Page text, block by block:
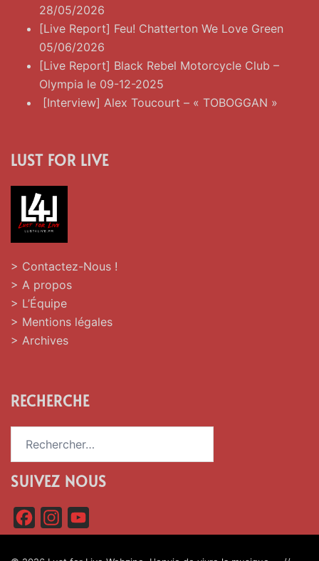
28/05/2026
[Live Report] Feu! Chatterton We Love Green
05/06/2026
[Live Report] Black Rebel Motorcycle Club –
Olympia le 09-12-2025
[Interview] Alex Toucourt – « TOBOGGAN »
LUST FOR LIVE
> Contactez-Nous !
> A propos
> L’Équipe
> Mentions légales
> Archives
RECHERCHE
SUIVEZ NOUS
a
n
o